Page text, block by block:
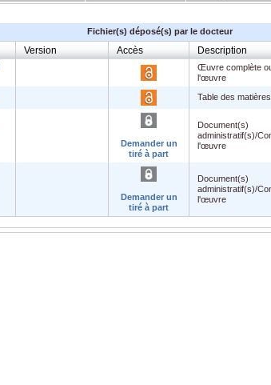
Fichier(s) déposé(s) par le docteur
Version Accès Description
Œuvre complète
l'œuvre
Table des matières
Demander un
tiré à part
Document(s)
administratif(s)/
l'œuvre
Demander un
tiré à part
Document(s)
administratif(s)/
l'œuvre